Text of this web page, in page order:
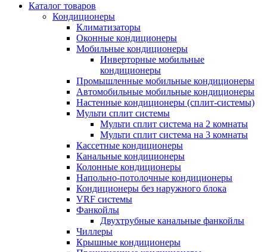
Каталог товаров
Кондиционеры
Климатизаторы
Оконные кондиционеры
Мобильные кондиционеры
Инверторные мобильные
кондиционеры
Промышленные мобильные кондиционеры
Автомобильные мобильные кондиционеры
Настенные кондиционеры (сплит-системы)
Мульти сплит системы
Мульти сплит система на 2 комнаты
Мульти сплит система на 3 комнаты
Кассетные кондиционеры
Канальные кондиционеры
Колонные кондиционеры
Напольно-потолочные кондиционеры
Кондиционеры без наружного блока
VRF системы
Фанкойлы
Двухтрубные канальные фанкойлы
Чиллеры
Крышные кондиционеры